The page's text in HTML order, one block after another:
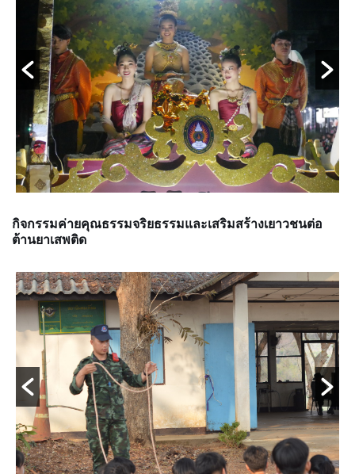
กิจกรรมค่ายคุณธรรมจริยธรรมและเสริมสร้างเยาวชนต่อ
ต้านยาเสพติด